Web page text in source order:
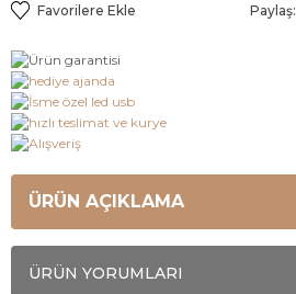
Paylaş:
ÜRÜN AÇIKLAMA
ÜRÜN YORUMLARI